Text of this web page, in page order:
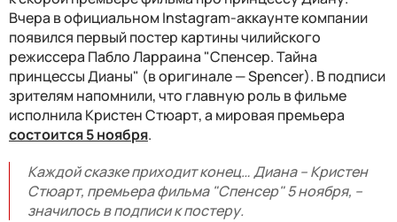
Вчера в официальном Instagram-аккаунте компании
появился первый постер картины чилийского
режиссера Пабло Ларраина "Спенсер. Тайна
принцессы Дианы" (в оригинале — Spencer). В подписи
зрителям напомнили, что главную роль в фильме
исполнила Кристен Стюарт, а мировая премьера
состоится 5 ноября.
Каждой сказке приходит конец… Диана – Кристен
Стюарт, премьера фильма "Спенсер" 5 ноября, –
значилось в подписи к постеру.